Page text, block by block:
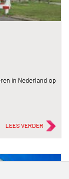
in Nederland op
LEES VERDER